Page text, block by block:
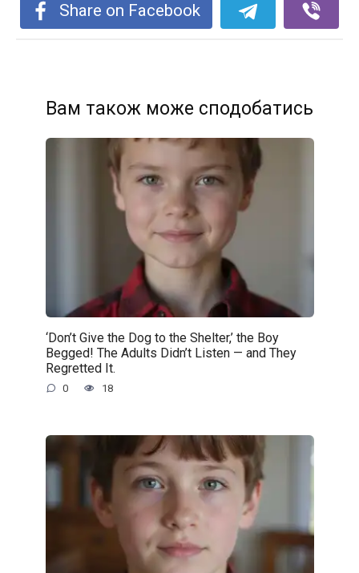
Share on Facebook
Вам також може сподобатись
‘Don’t Give the Dog to the Shelter,’ the Boy
Begged! The Adults Didn’t Listen — and They
Regretted It.
0 18